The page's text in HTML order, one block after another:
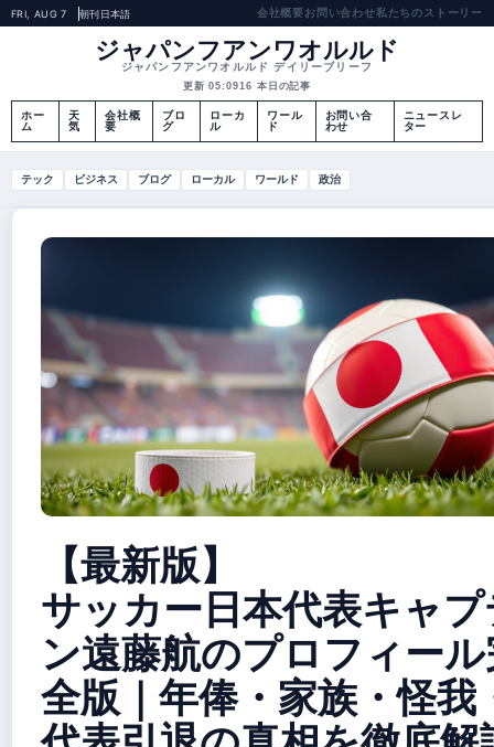
FRI, AUG 7 朝刊日本語 会社概要お問い合わせ私たちのストーリー
ジャパンフアンワオルルド
ジャパンフアンワオルルド デイリーブリーフ
更新 05:0916 本日の記事
ホー
ム
天
気
会社概
要
ブロ
グ
ローカ
ル
ワール
ド
お問い合
わせ
ニュースレ
ター
テック ビジネス ブログ ローカル ワールド 政治
【最新版】
サッカー日本代表キャ
ン遠藤航のプロフィー
全版｜年俸・家族・怪我